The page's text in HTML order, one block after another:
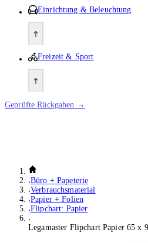
Einrichtung & Beleuchtung
Freizeit & Sport
Geprüfte Rückgaben →
Büro + Papeterie
Verbrauchsmaterial
Papier + Folien
Flipchart: Papier
Legamaster Flipchart Papier 65 x